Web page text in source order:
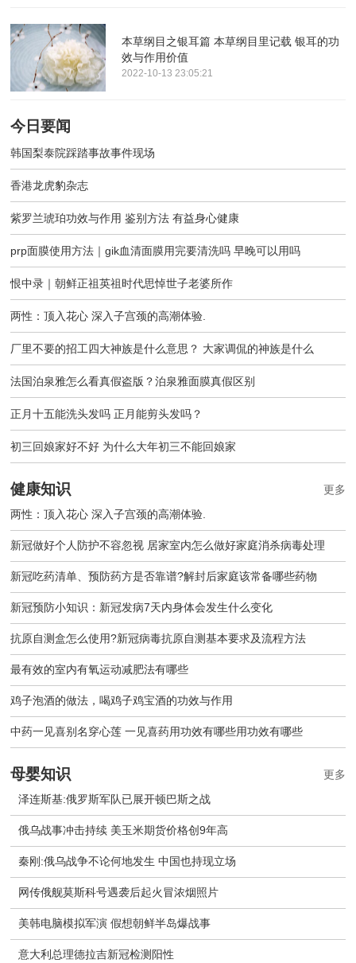
本草纲目之银耳篇 本草纲目里记载 银耳的功
效与作用价值
2022-10-13 23:05:21
今日要闻
韩国梨泰院踩踏事故事件现场
香港龙虎豹杂志
紫罗兰琥珀功效与作用 鉴别方法 有益身心健康
prp面膜使用方法｜gik血清面膜用完要清洗吗 早晚可以用吗
恨中录｜朝鲜正祖英祖时代思悼世子老婆所作
两性：顶入花心 深入子宫颈的高潮体验.
厂里不要的招工四大神族是什么意思？ 大家调侃的神族是什么
法国泊泉雅怎么看真假盗版？泊泉雅面膜真假区别
正月十五能洗头发吗 正月能剪头发吗？
初三回娘家好不好 为什么大年初三不能回娘家
健康知识
两性：顶入花心 深入子宫颈的高潮体验.
新冠做好个人防护不容忽视 居家室内怎么做好家庭消杀病毒处理
新冠吃药清单、预防药方是否靠谱?解封后家庭该常备哪些药物
新冠预防小知识：新冠发病7天内身体会发生什么变化
抗原自测盒怎么使用?新冠病毒抗原自测基本要求及流程方法
最有效的室内有氧运动减肥法有哪些
鸡子泡酒的做法，喝鸡子鸡宝酒的功效与作用
中药一见喜别名穿心莲 一见喜药用功效有哪些用功效有哪些
更多
母婴知识
泽连斯基:俄罗斯军队已展开顿巴斯之战
俄乌战事冲击持续 美玉米期货价格创9年高
秦刚:俄乌战争不论何地发生 中国也持现立场
网传俄舰莫斯科号遇袭后起火冒浓烟照片
美韩电脑模拟军演 假想朝鲜半岛爆战事
意大利总理德拉吉新冠检测阳性
更多